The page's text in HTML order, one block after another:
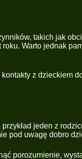
takich jak
Warto jednak
z dzieckiem
jeden z
pod uwagę dobro
porozumienie,